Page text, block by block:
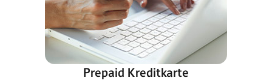
Prepaid Kreditkarte